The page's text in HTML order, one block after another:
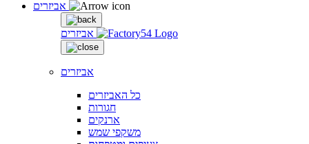
אביזרים
אביזרים
כל האביזרים
חגורות
ארנקים
משקפי שמש